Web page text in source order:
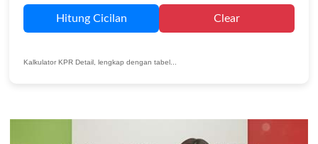
Hitung Cicilan Clear
Kalkulator KPR Detail, lengkap dengan tabel...